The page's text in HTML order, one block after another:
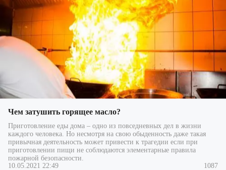
Чем затушить горящее масло?
Приготовление еды дома – одно из повседневных дел в жизни
каждого человека. Но несмотря на свою обыденность даже такая
привычная деятельность может привести к трагедии если при
приготовлении пищи не соблюдаются элементарные правила
пожарной безопасности.
10.05.2021 22:49
1087